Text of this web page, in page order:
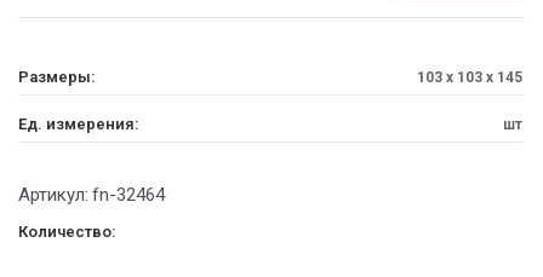
Размеры: 103 x 103 x 145
Ед. измерения: шт
Артикул: fn-32464
Количество: